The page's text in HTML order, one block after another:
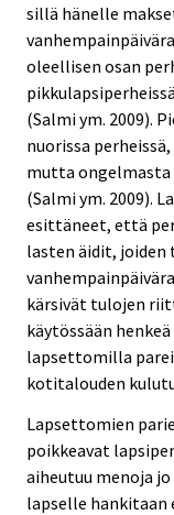
sillä hänelle
oleellisen osan
(Salmi ym. 2009).
nuorissa
mutta ongelmasta
(Salmi ym. 2009).
esittäneet, että
lasten äidit,
kärsivät tulojen
käytössään
lapsettomilla
kotitalouden
Lapsettomien
poikkeavat
aiheutuu menoja
lapselle hankitaan